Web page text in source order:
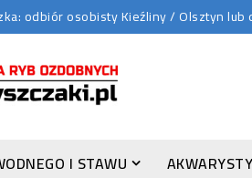
odbiór osobisty Kieźliny / Olsztyn
I STAWU